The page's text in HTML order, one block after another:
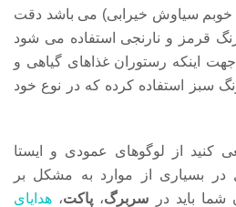
سیاوش خیرابی) می باشد دقت
رنگ قرمز و نارنجی استفاده می شود
اینکه رستوران غذاهای گیاهی و
سبز استفاده کرده که در نوع خود
کنید از لوگوهای عمودی و ایستا
در بسیاری از موارد به مشکل بر
شما باید در سربرگ، پاکت، هدایای